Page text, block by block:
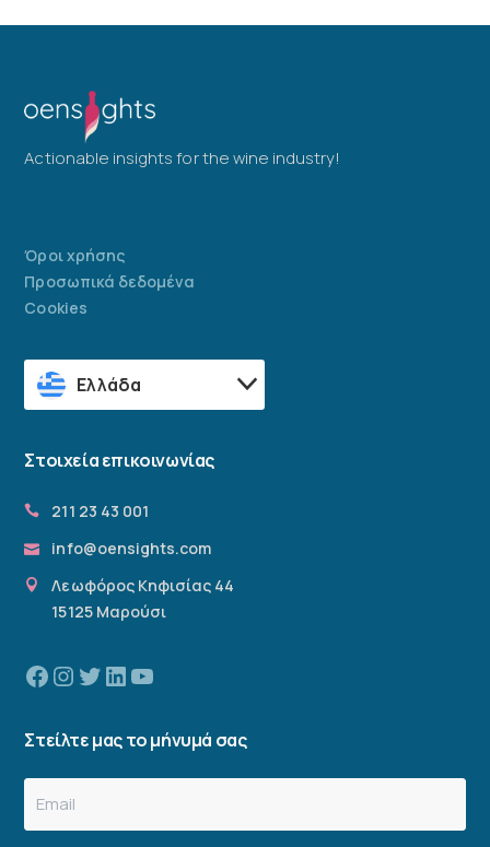
Actionable insights for the wine industry!
Όροι χρήσης
Προσωπικά δεδομένα
Cookies
Ελλάδα
Στοιχεία επικοινωνίας
211 23 43 001
info@oensights.com
Λεωφόρος Κηφισίας 44
15125 Μαρούσι
Facebook
Instagram
TwitterLinkedinYouTube
Στείλτε μας το μήνυμά σας